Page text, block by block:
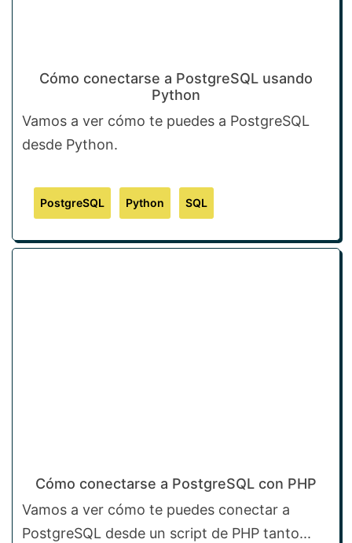
Cómo conectarse a PostgreSQL usando
Python
Vamos a ver cómo te puedes a PostgreSQL
desde Python.
PostgreSQL Python SQL
Cómo conectarse a PostgreSQL con PHP
Vamos a ver cómo te puedes conectar a
PostgreSQL desde un script de PHP tanto...